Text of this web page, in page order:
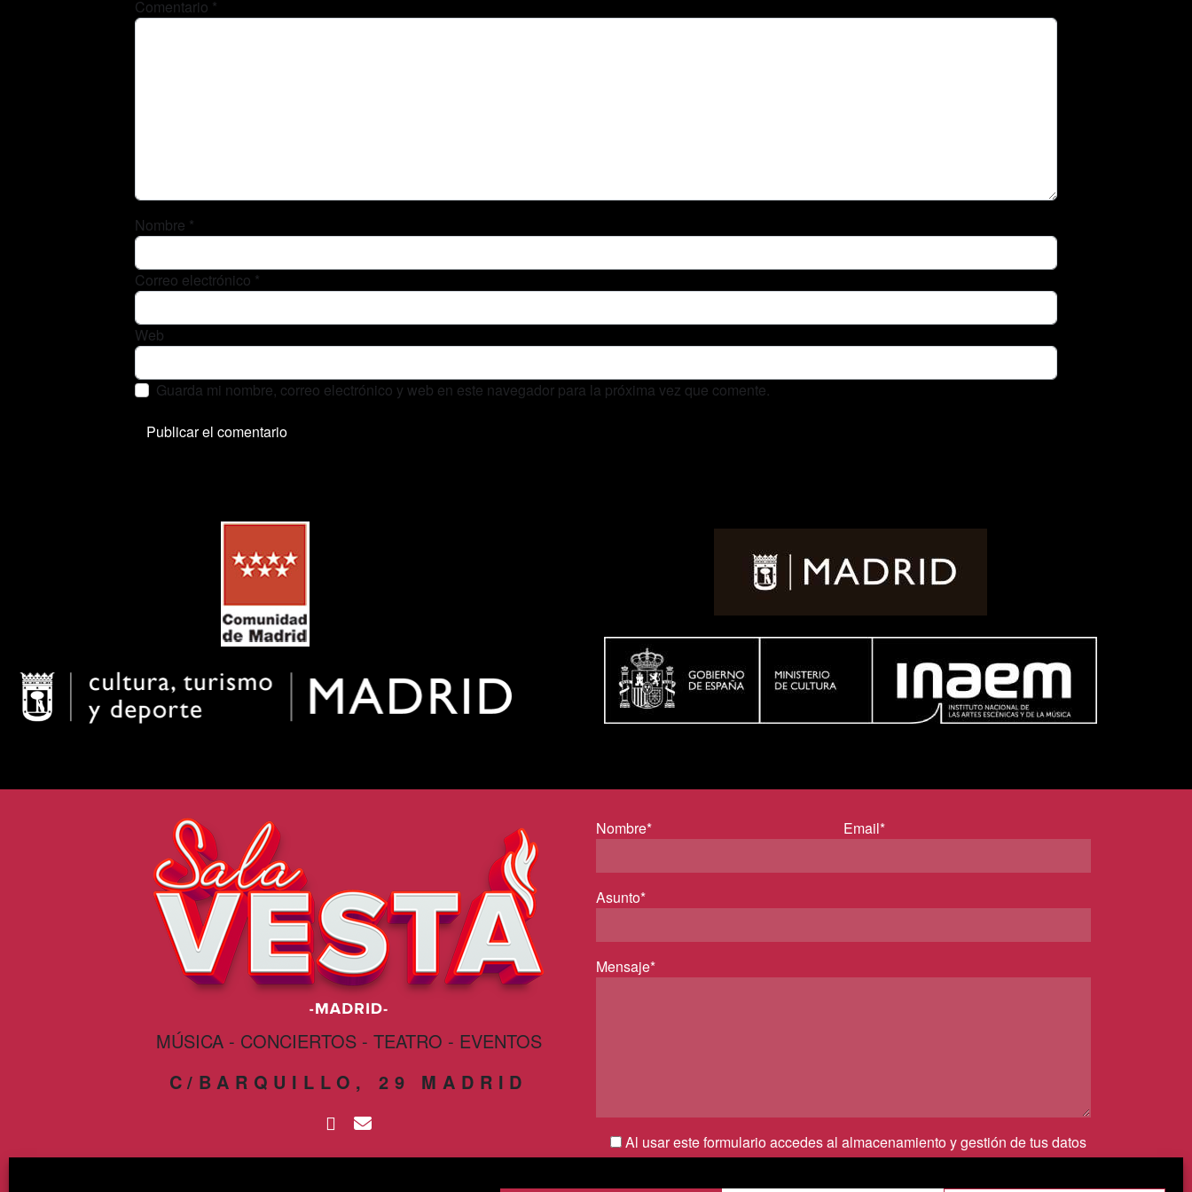
Comentario *
Nombre *
Correo electrónico *
Web
Guarda mi nombre, correo electrónico y web en este navegador para la próxima vez que comente.
MÚSICA - CONCIERTOS - TEATRO - EVENTOS
C/BARQUILLO, 29 MADRID
Nombre* Email*
Asunto*
Mensaje*
Al usar este formulario accedes al almacenamiento y gestión de tus datos
por parte de esta web y confirmas que has leído nuestra política de
privacidad*